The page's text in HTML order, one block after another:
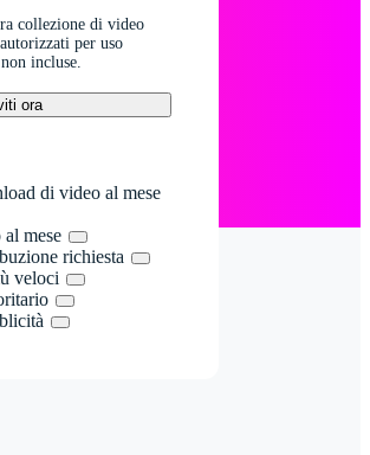
collezione di video
per uso
incluse.
ora
di video al mese
mese
richiesta
veloci